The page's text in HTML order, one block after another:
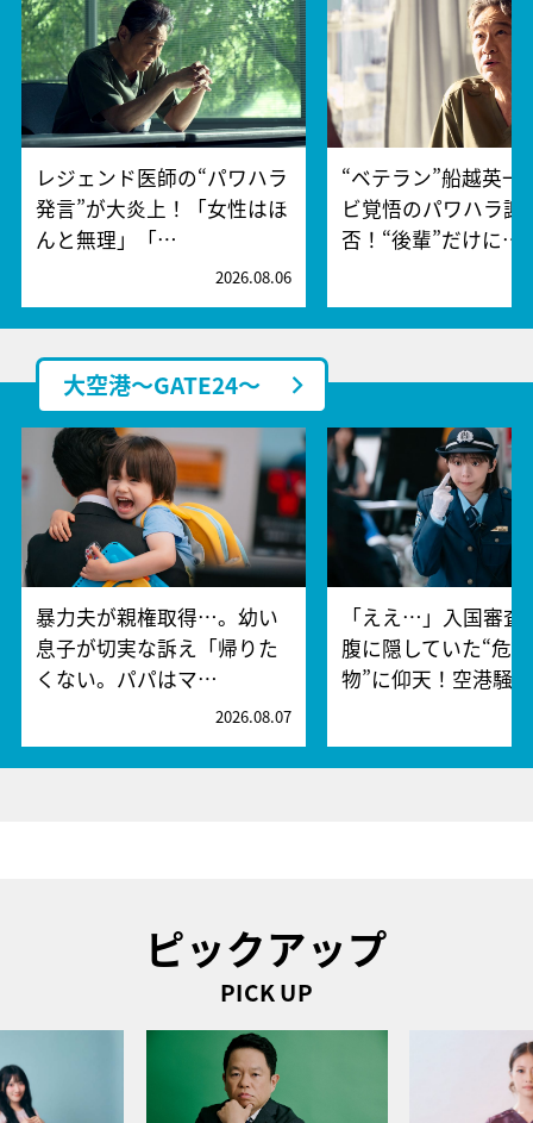
レジェンド医師の“パワハラ
発言”が大炎上！「女性はほ
んと無理」「…
2026.08.06
“ベテラン”船越英一
ビ覚悟のパワハラ謝
否！“後輩”だけに…
大空港～GATE24～
暴力夫が親権取得…。幼い
息子が切実な訴え「帰りた
くない。パパはマ…
2026.08.07
「ええ…」入国審査
腹に隠していた“危
物”に仰天！空港騒
ピックアップ
PICK UP